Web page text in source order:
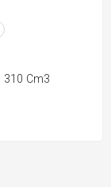
310 Cm3